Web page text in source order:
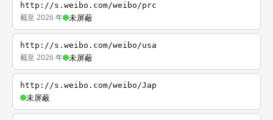
http://s.weibo.com/weibo/prc
截至 2026 年 未屏蔽
http://s.weibo.com/weibo/usa
截至 2026 年 未屏蔽
http://s.weibo.com/weibo/Jap
未屏蔽